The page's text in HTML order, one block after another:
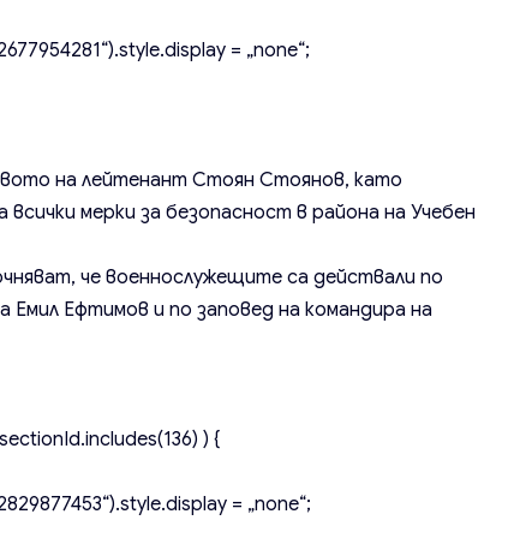
= „none“;
на лейтенант Стоян Стоянов, като
мерки за безопасност в района на Учебен
че военнослужещите са действали по
Емил Ефтимов и по заповед на командира на
) {
= „none“;